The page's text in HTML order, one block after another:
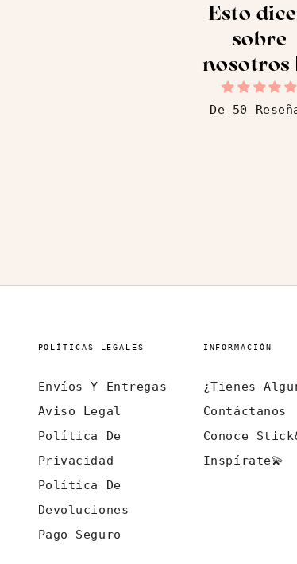
Esto
sobre
nosotros
De 50
POLÍTICAS LEGALES
Envíos Y Entregas
Aviso Legal
Política De
Privacidad
Política De
Devoluciones
Pago Seguro
INFORMACIÓN
¿Tienes
Contáctanos
Conoce
Inspírate💫